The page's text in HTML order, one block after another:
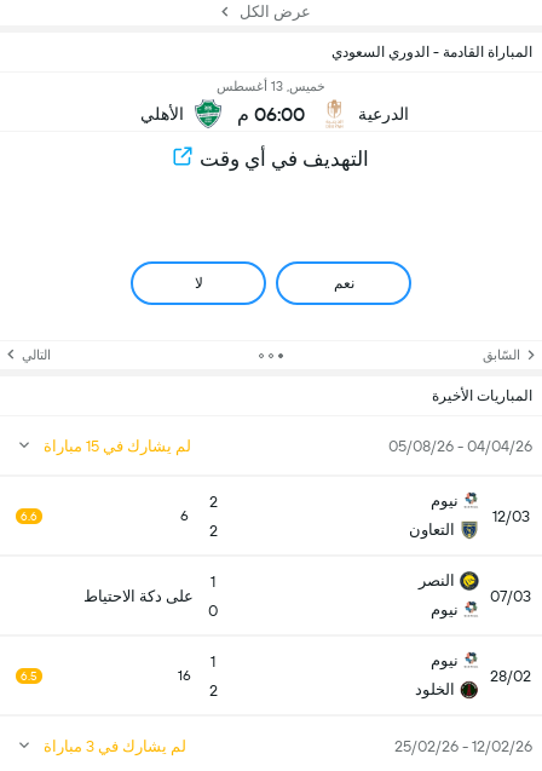
عرض الكل
المباراة القادمة - الدوري السعودي
الدرعية
خميس, 13 أغسطس
06:00 م الأهلي
التهديف في أي وقت
نعم لا
السّابق التالي
المباريات الأخيرة
04/04/26 - 05/08/26 لم يشارك في 15 مباراة
12/03
نيوم
التعاون
2
2
6
6.6
07/03
النصر
نيوم
1
0
على دكة الاحتياط
28/02
نيوم
الخلود
1
2
16
6.5
12/02/26 - 25/02/26 لم يشارك في 3 مباراة